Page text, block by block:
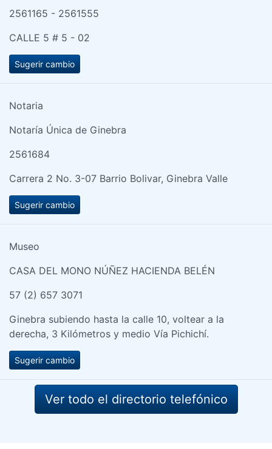
2561165 - 2561555
CALLE 5 # 5 - 02
Sugerir cambio
Notaria
Notaría Única de Ginebra
2561684
Carrera 2 No. 3-07 Barrio Bolivar, Ginebra Valle
Sugerir cambio
Museo
CASA DEL MONO NÚÑEZ HACIENDA BELÉN
57 (2) 657 3071
Ginebra subiendo hasta la calle 10, voltear a la
derecha, 3 Kilómetros y medio Vía Pichichí.
Sugerir cambio
Ver todo el directorio telefónico